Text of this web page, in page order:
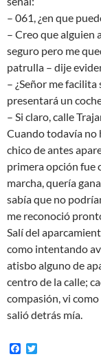
– 061, ¿en que
– Creo que alguien
seguro pero me
patrulla – dije
– ¿Señor me
presentará un
– Si claro, calle
Cuando todavía no
chico de antes
primera opción fue
marcha, quería
sabía que no
me reconoció
Salí del
como intentando
atisbo alguno de
centro de la calle;
compasión, vi
salió detrás mía.
F